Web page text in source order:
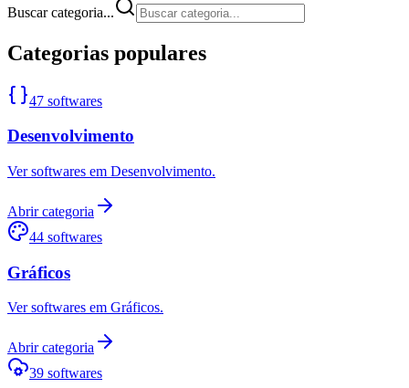
Buscar categoria...
Categorias populares
47 softwares
Desenvolvimento
Ver softwares em Desenvolvimento.
Abrir categoria
44 softwares
Gráficos
Ver softwares em Gráficos.
Abrir categoria
39 softwares